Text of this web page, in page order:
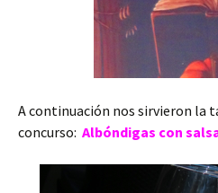
A continuación nos sirvieron la
concurso: Albóndigas con